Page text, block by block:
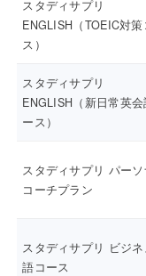
スタディサプリ
ENGLISH（TOEIC対策
ス）
スタディサプリ
ENGLISH（新日常英会
ース）
スタディサプリ パー
コーチプラン
スタディサプリ ビジ
語コース